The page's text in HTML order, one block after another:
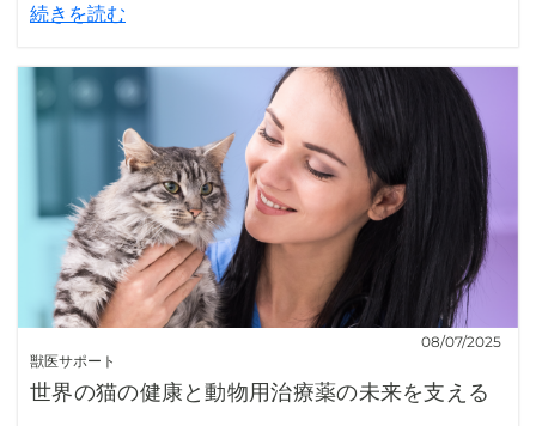
続きを読む
獣医サポート
08/07/2025
世界の猫の健康と動物用治療薬の未来を支える